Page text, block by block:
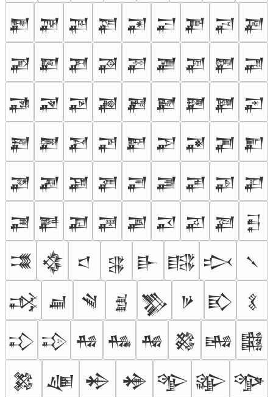
𒂸 𒂹 𒂺 𒂻 𒂼 𒂽 𒂾 𒂿 𒃀
𒃁 𒃂 𒃃 𒃄 𒃅 𒃆 𒃇 𒃈 𒃉
𒃊 𒃋 𒃌 𒃍 𒃎 𒃏 𒃐 𒃑 𒃒
𒃓 𒃔 𒃕 𒃖 𒃗 𒃘 𒃙 𒃚 𒃛
𒃜 𒃝 𒃞 𒃟 𒃠 𒃡 𒃢 𒃣 𒃤
𒃥 𒃦 𒃧 𒃨 𒃩 𒃪 𒃫 𒃬 𒃭
𒃮 𒃯 𒃰 𒃱 𒃲 𒃳 𒃴 𒃵
𒃶 𒃷 𒃸 𒃹 𒃺 𒃻 𒃼 𒃽
𒃾 𒃿 𒄀 𒄁 𒄂 𒄃 𒄄 𒄅
𒄆 𒄇 𒄈 𒄉 𒄊 𒄋 𒄌